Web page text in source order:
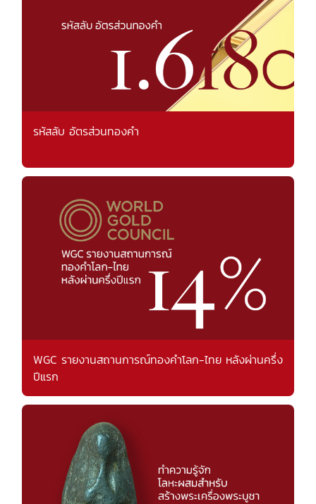
รหัสลับ อัตรส่วนทองคำ
WGC รายงานสถานการณ์ทองคำโลก-ไทย หลังผ่านครึ่ง
ปีแรก